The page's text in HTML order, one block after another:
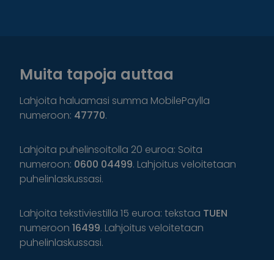
Muita tapoja auttaa
Lahjoita haluamasi summa MobilePaylla
numeroon: 47770.
Lahjoita puhelinsoitolla 20 euroa: Soita
numeroon: 0600 04499. Lahjoitus veloitetaan
puhelinlaskussasi.
Lahjoita tekstiviestillä 15 euroa: tekstaa TUEN
numeroon 16499. Lahjoitus veloitetaan
puhelinlaskussasi.